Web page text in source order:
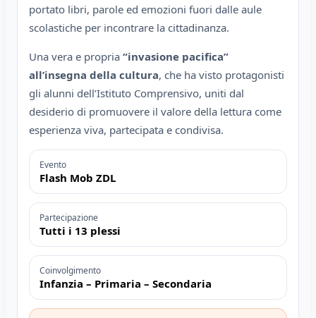
portato libri, parole ed emozioni fuori dalle aule
scolastiche per incontrare la cittadinanza.
Una vera e propria “invasione pacifica”
all’insegna della cultura, che ha visto protagonisti
gli alunni dell’Istituto Comprensivo, uniti dal
desiderio di promuovere il valore della lettura come
esperienza viva, partecipata e condivisa.
Evento
Flash Mob ZDL
Partecipazione
Tutti i 13 plessi
Coinvolgimento
Infanzia – Primaria – Secondaria